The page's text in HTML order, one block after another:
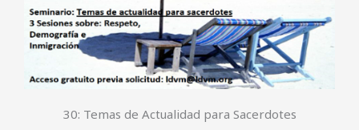
30: Temas de Actualidad para Sacerdotes